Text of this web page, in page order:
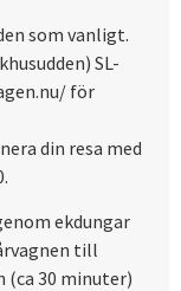
som vanligt.
SL-
för
din resa med
ekdungar
till
(ca 30 minuter)